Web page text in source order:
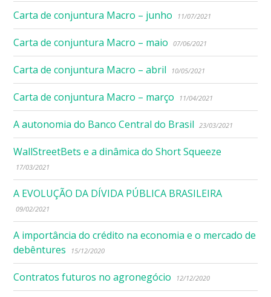
Carta de conjuntura Macro – junho 11/07/2021
Carta de conjuntura Macro – maio 07/06/2021
Carta de conjuntura Macro – abril 10/05/2021
Carta de conjuntura Macro – março 11/04/2021
A autonomia do Banco Central do Brasil 23/03/2021
WallStreetBets e a dinâmica do Short Squeeze
17/03/2021
A EVOLUÇÃO DA DÍVIDA PÚBLICA BRASILEIRA
09/02/2021
A importância do crédito na economia e o mercado de
debêntures
15/12/2020
Contratos futuros no agronegócio 12/12/2020